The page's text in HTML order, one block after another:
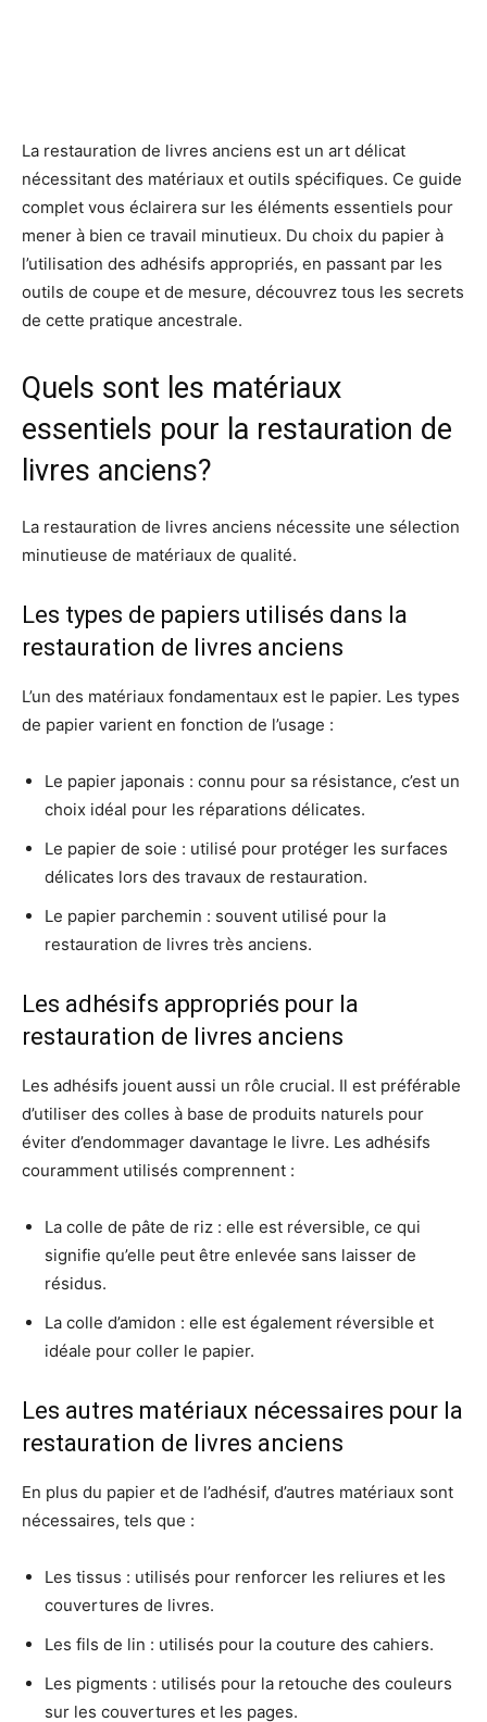
La restauration de livres anciens est un art délicat
nécessitant des matériaux et outils spécifiques. Ce guide
complet vous éclairera sur les éléments essentiels pour
mener à bien ce travail minutieux. Du choix du papier à
l’utilisation des adhésifs appropriés, en passant par les
outils de coupe et de mesure, découvrez tous les secrets
de cette pratique ancestrale.
Quels sont les matériaux
essentiels pour la restauration de
livres anciens?
La restauration de livres anciens nécessite une sélection
minutieuse de matériaux de qualité.
Les types de papiers utilisés dans la
restauration de livres anciens
L’un des matériaux fondamentaux est le papier. Les types
de papier varient en fonction de l’usage :
Le papier japonais : connu pour sa résistance, c’est un
choix idéal pour les réparations délicates.
Le papier de soie : utilisé pour protéger les surfaces
délicates lors des travaux de restauration.
Le papier parchemin : souvent utilisé pour la
restauration de livres très anciens.
Les adhésifs appropriés pour la
restauration de livres anciens
Les adhésifs jouent aussi un rôle crucial. Il est préférable
d’utiliser des colles à base de produits naturels pour
éviter d’endommager davantage le livre. Les adhésifs
couramment utilisés comprennent :
La colle de pâte de riz : elle est réversible, ce qui
signifie qu’elle peut être enlevée sans laisser de
résidus.
La colle d’amidon : elle est également réversible et
idéale pour coller le papier.
Les autres matériaux nécessaires pour la
restauration de livres anciens
En plus du papier et de l’adhésif, d’autres matériaux sont
nécessaires, tels que :
Les tissus : utilisés pour renforcer les reliures et les
couvertures de livres.
Les fils de lin : utilisés pour la couture des cahiers.
Les pigments : utilisés pour la retouche des couleurs
sur les couvertures et les pages.